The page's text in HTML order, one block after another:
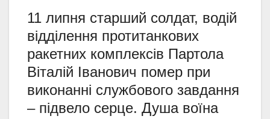
11 липня старший солдат, водій
відділення протитанкових
ракетних комплексів Партола
Віталій Іванович помер при
виконанні службового завдання
– підвело серце. Душа воїна